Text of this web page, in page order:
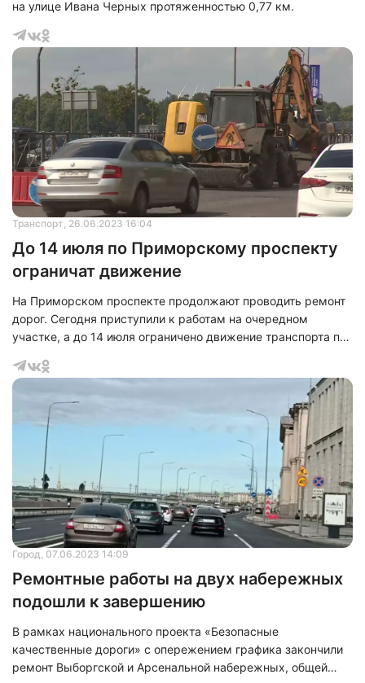
на улице Ивана Черных протяженностью 0,77 км.
Транспорт, 26.06.2023 16:04
До 14 июля по Приморскому проспекту
ограничат движение
На Приморском проспекте продолжают проводить ремонт
дорог. Сегодня приступили к работам на очередном
участке, а до 14 июля ограничено движение транспорта по
шоссе. При этом на нем снимут старый асфальт, частично
отремонтируют тротуары, заменят люки и после нанесут
разметку.
Город, 07.06.2023 14:09
Ремонтные работы на двух набережных
подошли к завершению
В рамках национального проекта «Безопасные
качественные дороги» с опережением графика закончили
ремонт Выборгской и Арсенальной набережных, общей